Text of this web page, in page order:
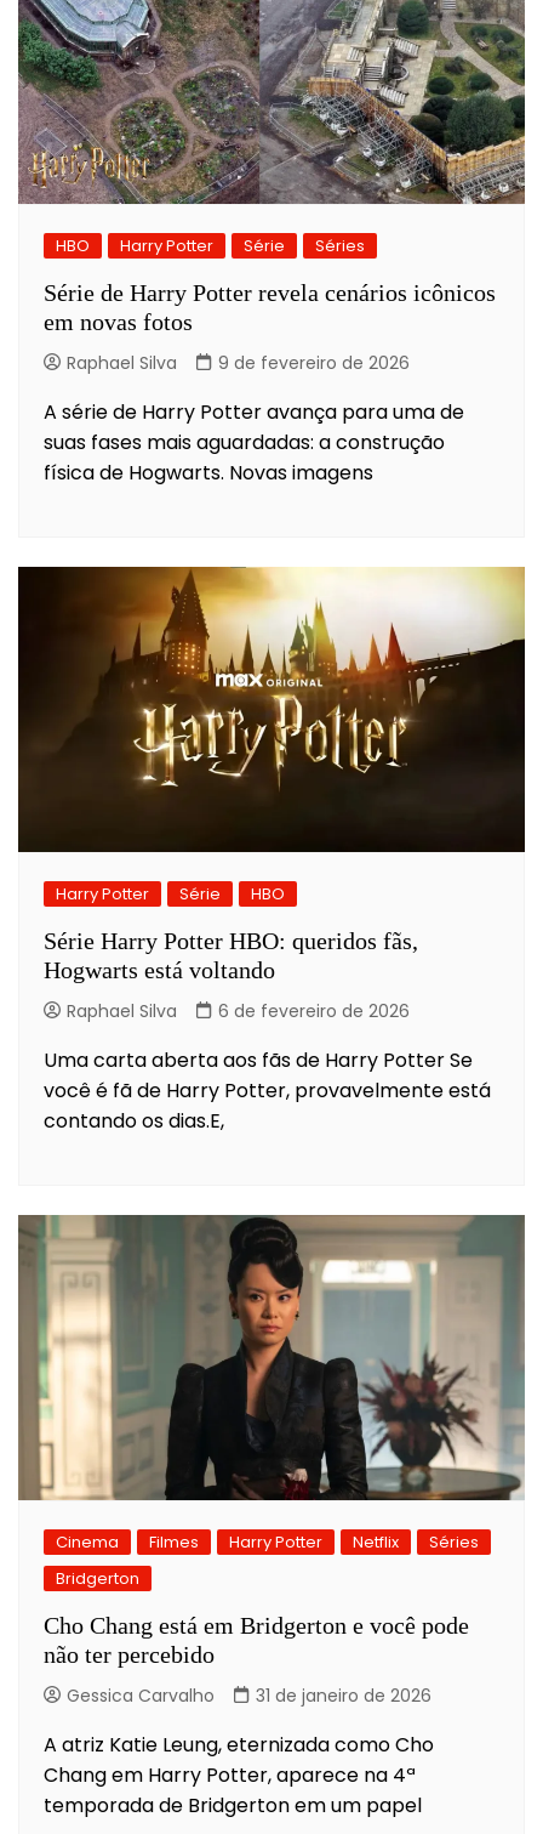
HBO Harry Potter Série Séries
Série de Harry Potter revela cenários icônicos
em novas fotos
Raphael Silva 9 de fevereiro de 2026
A série de Harry Potter avança para uma de
suas fases mais aguardadas: a construção
física de Hogwarts. Novas imagens
Harry Potter Série HBO
Série Harry Potter HBO: queridos fãs,
Hogwarts está voltando
Raphael Silva 6 de fevereiro de 2026
Uma carta aberta aos fãs de Harry Potter Se
você é fã de Harry Potter, provavelmente está
contando os dias.E,
Cinema Filmes Harry Potter Netflix
Séries
Bridgerton
Cho Chang está em Bridgerton e você pode
não ter percebido
Gessica Carvalho 31 de janeiro de 2026
A atriz Katie Leung, eternizada como Cho
Chang em Harry Potter, aparece na 4ª
temporada de Bridgerton em um papel